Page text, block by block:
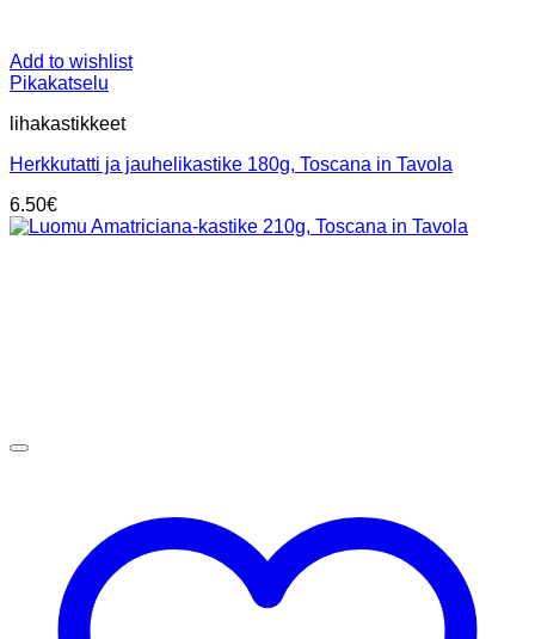
Add to wishlist
Pikakatselu
lihakastikkeet
Herkkutatti ja jauhelikastike 180g, Toscana in Tavola
6.50€